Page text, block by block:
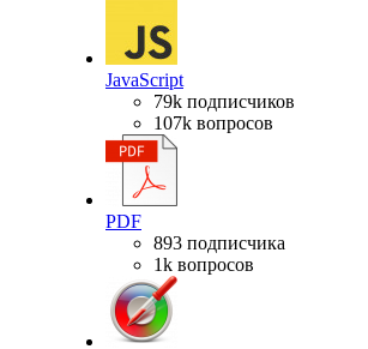
JavaScript
79k подписчиков
107k вопросов
PDF
893 подписчика
1k вопросов